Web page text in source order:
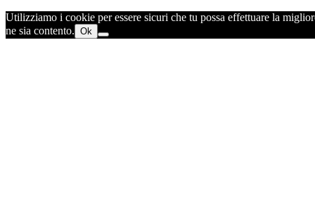
Utilizziamo i cookie per essere sicuri che tu possa effettuare la
ne sia contento. Ok